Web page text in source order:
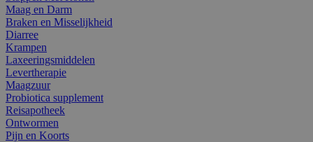
Maag en Darm
Braken en Misselijkheid
Diarree
Krampen
Laxeeringsmiddelen
Levertherapie
Maagzuur
Probiotica supplement
Reisapotheek
Ontwormen
Pijn en Koorts